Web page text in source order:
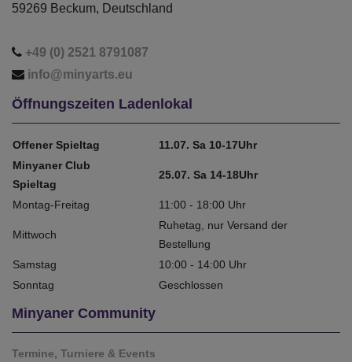
59269 Beckum, Deutschland
+49 (0) 2521 8791087
info@minyarts.eu
Öffnungszeiten Ladenlokal
Offener Spieltag
11.07. Sa 10-17Uhr
Minyaner Club
Spieltag
25.07. Sa 14-18Uhr
Montag-Freitag 11:00 - 18:00 Uhr
Mittwoch
Ruhetag, nur Versand der
Bestellung
Samstag
10:00 - 14:00 Uhr
Sonntag
Geschlossen
Minyaner Community
Termine, Turniere & Events